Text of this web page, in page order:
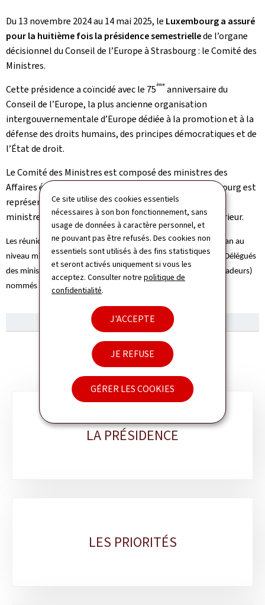
Ce site utilise des cookies essentiels
nécessaires à son bon fonctionnement, sans
usage de données à caractère personnel, et
ne pouvant pas être refusés. Des cookies non
essentiels sont utilisés à des fins statistiques
et seront activés uniquement si vous les
acceptez. Consulter notrepolitique de
confidentialité.
J'ACCEPTE
JE REFUSE
GÉRER LES COOKIES
Du 13 novembre 2024 au 14 mai 2025, le Luxembourg a assuré
pour la huitième fois la présidence semestriellede l’organe
décisionnel du Conseil de l’Europe à Strasbourg : le Comité des
Ministres.
Cette présidence a coïncidé avec le 75èmeanniversaire du
Conseil de l’Europe, la plus ancienne organisation
intergouvernementale d’Europe dédiée à la promotion et à la
défense des droits humains, des principes démocratiques et de
l’État de droit.
Le Comité des Ministres est composé des ministres des
Affaires étrangères des 46 États membres. Le Luxembourg est
représenté par Xavier Bettel, Vice-Premier ministre et
ministre des Affaires étrangères et du Commerce extérieur.
Les réunions du Comité des Ministres se tiennent une fois par an au
niveau ministériel et de manière hebdomadaire au niveau des Délégués
des ministres, qui sont les représentants permanents (ambassadeurs)
nommés auprès du Conseil de l'Europe.
Sous-
LA PRÉSIDENCE
LES PRIORITÉS